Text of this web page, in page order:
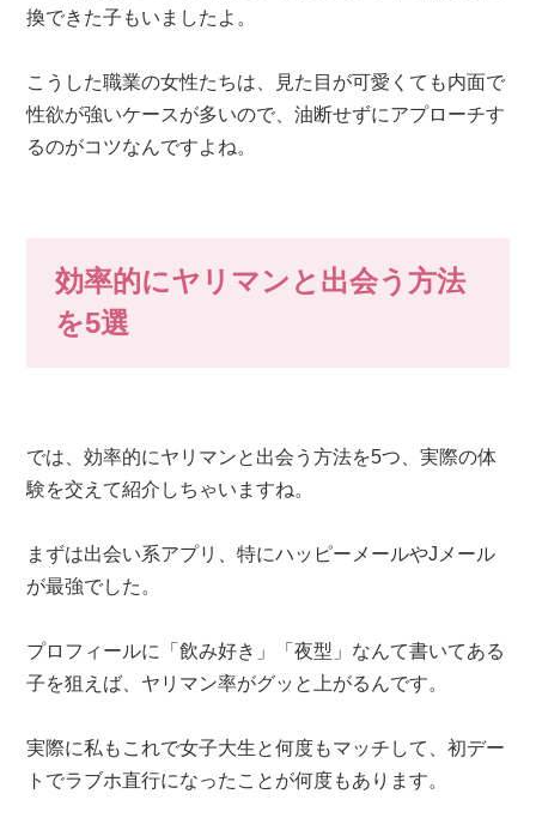
換できた子もいましたよ。
こうした職業の女性たちは、見た目が可愛くても内面で
性欲が強いケースが多いので、油断せずにアプローチす
るのがコツなんですよね。
効率的にヤリマンと出会う方法
を5選
では、効率的にヤリマンと出会う方法を5つ、実際の体
験を交えて紹介しちゃいますね。
まずは出会い系アプリ、特にハッピーメールやJメール
が最強でした。
プロフィールに「飲み好き」「夜型」なんて書いてある
子を狙えば、ヤリマン率がグッと上がるんです。
実際に私もこれで女子大生と何度もマッチして、初デー
トでラブホ直行になったことが何度もあります。